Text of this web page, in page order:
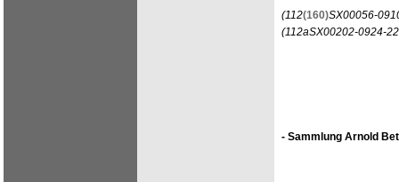
(112(160)SX00056-
(112aSX00202-0924-
- Sammlung Arnold